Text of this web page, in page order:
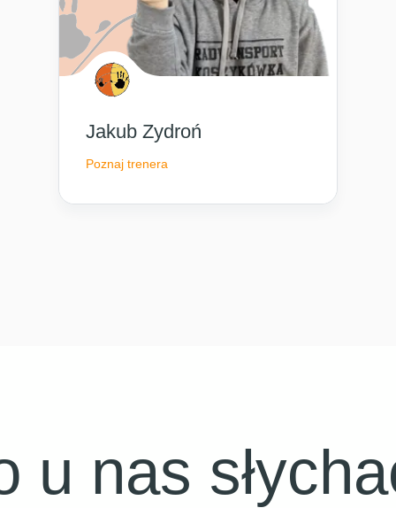
Jakub Zydroń
Poznaj trenera
u nas